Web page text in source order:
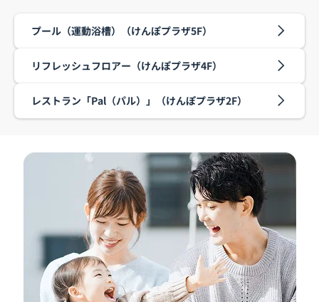
プール（運動浴槽）（けんぽプラザ5F）
リフレッシュフロアー（けんぽプラザ4F）
レストラン「Pal（パル）」（けんぽプラザ2F）